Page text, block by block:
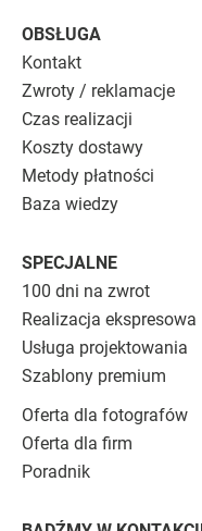
OBSŁUGA
Kontakt
Zwroty / reklamacje
Czas realizacji
Koszty dostawy
Metody płatności
Baza wiedzy
SPECJALNE
100 dni na zwrot
Realizacja ekspresowa
Usługa projektowania
Szablony premium
Oferta dla fotografów
Oferta dla firm
Poradnik